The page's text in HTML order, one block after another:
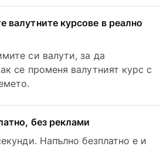
валутните курсове в реално
си валути, за да
се променя валутният курс с
без реклами
Напълно безплатно е и